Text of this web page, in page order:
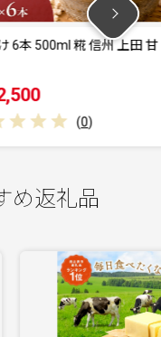
州 上田 甘
縁をむす
め返礼品